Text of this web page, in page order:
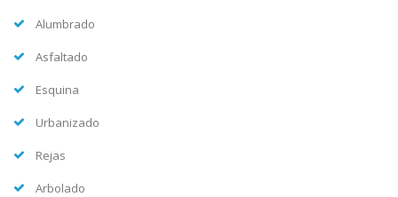
Alumbrado
Asfaltado
Esquina
Urbanizado
Rejas
Arbolado